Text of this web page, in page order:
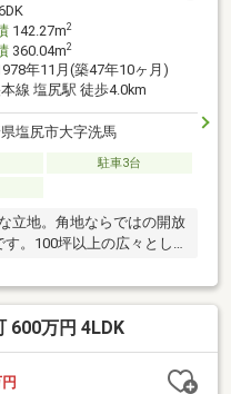
142.27m2
360.04m2
年11月(築47年10ヶ月)
線 塩尻駅 徒歩4.0km
塩尻市大字洗馬
駐車3台
立地。角地ならではの開放
。100坪以上の広々とし
600万円 4LDK